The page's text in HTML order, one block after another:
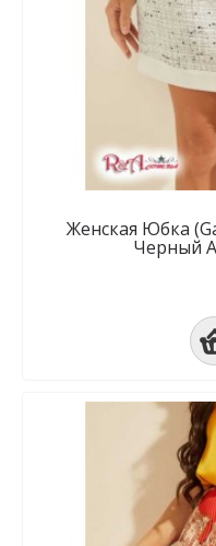
Женская Юбка
Черный